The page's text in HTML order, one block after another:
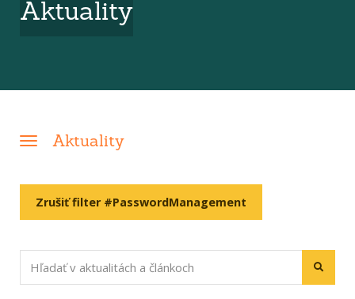
Aktuality
Aktuality
Zrušiť filter #PasswordManagement